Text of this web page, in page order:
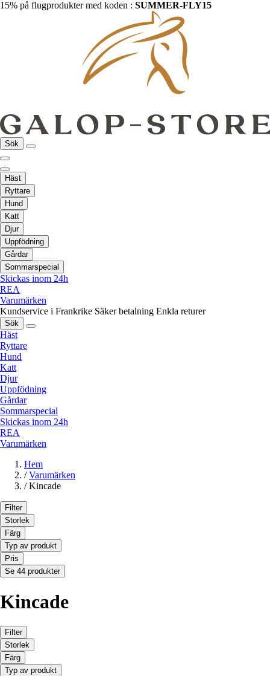
15% på flugprodukter med koden : SUMMER-FLY15
Sök
Häst
Ryttare
Hund
Katt
Djur
Uppfödning
Gårdar
Sommarspecial
Skickas inom 24h
REA
Varumärken
Kundservice i Frankrike Säker betalning Enkla returer
Sök
Häst
Ryttare
Hund
Katt
Djur
Uppfödning
Gårdar
Sommarspecial
Skickas inom 24h
REA
Varumärken
Hem
/ Varumärken
/ Kincade
Filter
Storlek
Färg
Typ av produkt
Pris
Se 44 produkter
Kincade
Filter
Storlek
Färg
Typ av produkt